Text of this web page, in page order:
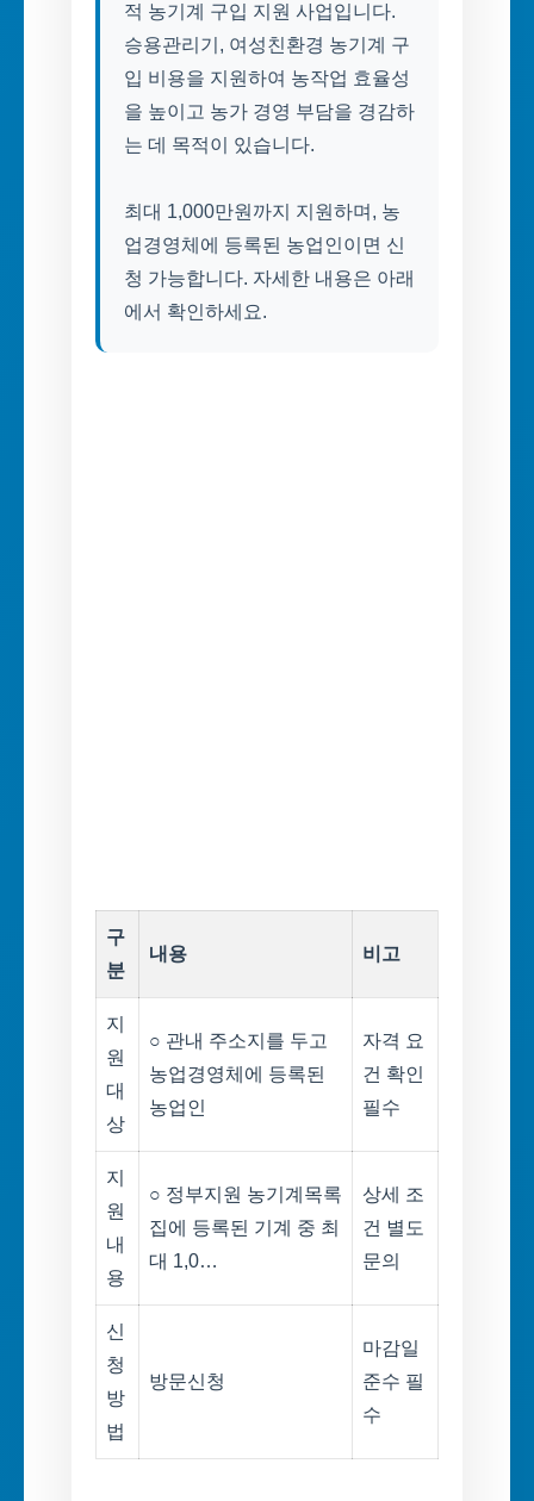
적 농기계 구입 지원 사업입니다.
승용관리기, 여성친환경 농기계 구
입 비용을 지원하여 농작업 효율성
을 높이고 농가 경영 부담을 경감하
는 데 목적이 있습니다.
최대 1,000만원까지 지원하며, 농
업경영체에 등록된 농업인이면 신
청 가능합니다. 자세한 내용은 아래
에서 확인하세요.
구
분
내용 비고
지
원
대
상
○ 관내 주소지를 두고
농업경영체에 등록된
농업인
자격 요
건 확인
필수
지
원
내
용
○ 정부지원 농기계목록
집에 등록된 기계 중 최
대 1,0…
상세 조
건 별도
문의
신
청
방
법
방문신청
마감일
준수 필
수